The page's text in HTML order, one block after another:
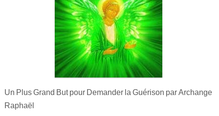
Un Plus Grand But pour Demander la Guérison par Archange
Raphaël